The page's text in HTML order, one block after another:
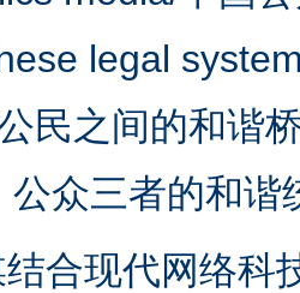
legal
民之间的和谐
公众三者的和谐
合现代网络科